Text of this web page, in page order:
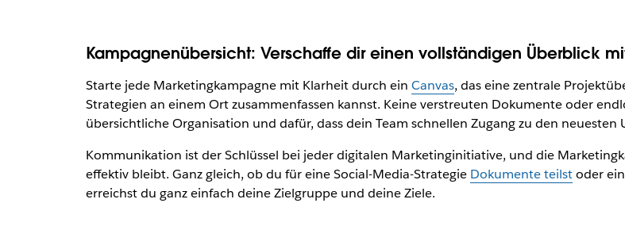
Kampagnenübersicht: Verschaffe dir einen vollständigen Überblick
Starte jede Marketingkampagne mit Klarheit durch ein Canvas, das eine zentrale
Strategien an einem Ort zusammenfassen kannst. Keine verstreuten Dokumente oder
übersichtliche Organisation und dafür, dass dein Team schnellen Zugang zu den
Kommunikation ist der Schlüssel bei jeder digitalen Marketinginitiative, und die
effektiv bleibt. Ganz gleich, ob du für eine Social-Media-Strategie Dokumente teilstoder
erreichst du ganz einfach deine Zielgruppe und deine Ziele.